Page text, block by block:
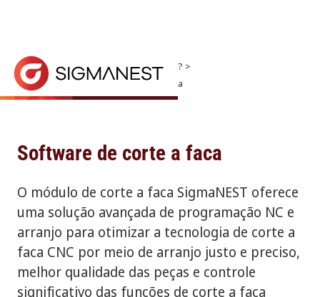
Página inicial> Por que a SigmaNEST? >
Tipos de máquinas suportados > Faca
Faca
ENTRE EM CONTATO COM O SETOR DE VENDAS
Software de corte a faca
O módulo de corte a faca SigmaNEST oferece
uma solução avançada de programação NC e
arranjo para otimizar a tecnologia de corte a
faca CNC por meio de arranjo justo e preciso,
melhor qualidade das peças e controle
significativo das funções de corte a faca